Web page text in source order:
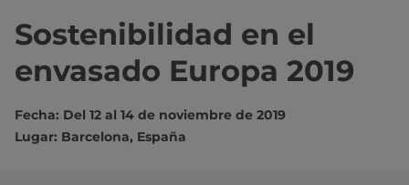
Sostenibilidad en el
envasado Europa 2019​​
Fecha: Del 12 al 14 de noviembre de 2019
Lugar: Barcelona, España